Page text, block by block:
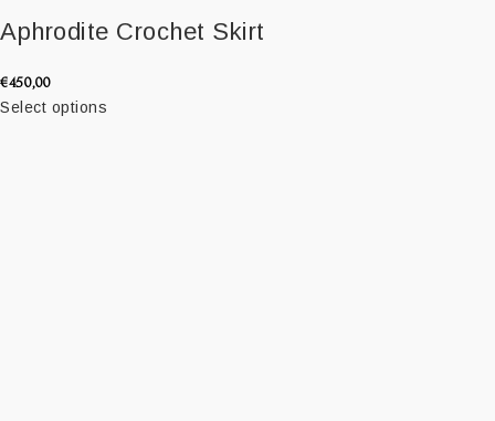
Aphrodite Crochet Skirt
€450,00
Select options